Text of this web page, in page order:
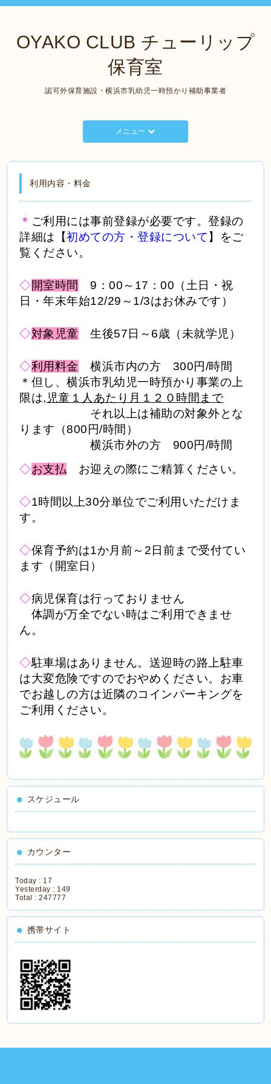
OYAKO CLUB チューリップ
保育室
認可外保育施設・横浜市乳幼児一時預かり補助事業者
メニュー
利用内容・料金
＊ ご利用には事前登録が必要です。登録の
詳細は【初めての方・登録について 】をご
覧ください。
◇開室時間
9：00～17：00（土日・祝
日・年末年始12/29～1/3はお休みです）
◇対象児童 生後57日～6歳（未就学児）
◇利用料金 横浜市内の方 300円/時間
＊但し、横浜市乳幼児一時預かり事業の上
限は, 児童１人あたり月１２０時間まで
それ以上は補助の対象外とな
ります（800円/時間 ）
横浜市外の方 900円/時間
◇お支払 お迎えの際にご精算ください。
◇1時間以上30分単位でご利用いただけま
す。
◇保育予約は1か月前～2日前まで受付てい
ます（開室日）
◇病児保育は行っておりません
体調が万全でない時はご利用できませ
ん。
◇駐車場はありません。送迎時の路上駐車
は大変危険ですのでおやめください。お車
でお越しの方は近隣のコインパーキングを
ご利用ください。
スケジュール
カウンター
Today : 17
Yesterday : 149
Total :247777
携帯サイト